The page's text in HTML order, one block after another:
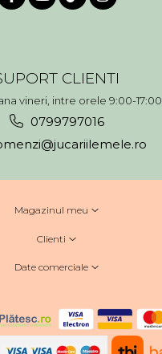
CLIENTI
vineri, intre orele 9:00-17:00
0799797016
Magazinul meu
Clienti
Date comerciale